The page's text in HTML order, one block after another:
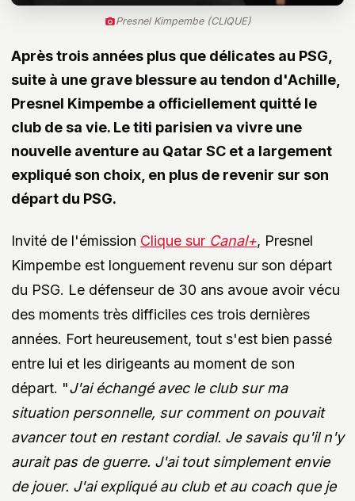
Presnel Kimpembe (CLIQUE)
Après trois années plus que délicates au PSG,
suite à une grave blessure au tendon d'Achille,
Presnel Kimpembe a officiellement quitté le
club de sa vie. Le titi parisien va vivre une
nouvelle aventure au Qatar SC et a largement
expliqué son choix, en plus de revenir sur son
départ du PSG.
Invité de l'émission Clique sur Canal+, Presnel
Kimpembe est longuement revenu sur son départ
du PSG. Le défenseur de 30 ans avoue avoir vécu
des moments très difficiles ces trois dernières
années. Fort heureusement, tout s'est bien passé
entre lui et les dirigeants au moment de son
départ. "J'ai échangé avec le club sur ma
situation personnelle, sur comment on pouvait
avancer tout en restant cordial. Je savais qu'il n'y
aurait pas de guerre. J'ai tout simplement envie
de jouer. J'ai expliqué au club et au coach que je